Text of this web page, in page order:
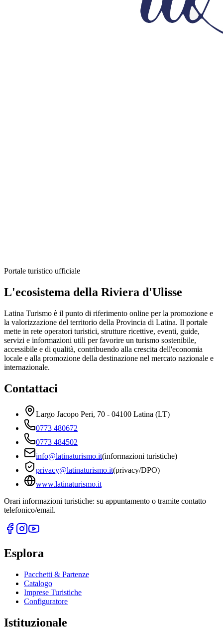
Portale turistico ufficiale
L'ecosistema della Riviera d'Ulisse
Latina Turismo è il punto di riferimento online per la promozione e
la valorizzazione del territorio della Provincia di Latina. Il portale
mette in rete operatori turistici, strutture ricettive, eventi, guide,
servizi e informazioni utili per favorire un turismo sostenibile,
accessibile e di qualità, contribuendo alla crescita dell'economia
locale e alla promozione della destinazione nel mercato nazionale e
internazionale.
Contattaci
Largo Jacopo Peri, 70 - 04100 Latina (LT)
0773 480672
0773 484502
info@latinaturismo.it(informazioni turistiche)
privacy@latinaturismo.it(privacy/DPO)
www.latinaturismo.it
Orari informazioni turistiche: su appuntamento o tramite contatto
telefonico/email.
Esplora
Pacchetti & Partenze
Catalogo
Imprese Turistiche
Configuratore
Istituzionale